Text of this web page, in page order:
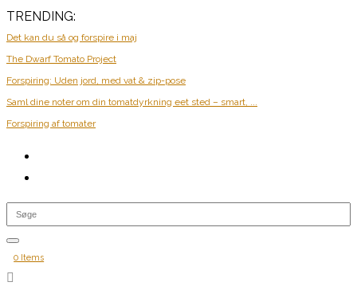
TRENDING:
Det kan du så og forspire i maj
The Dwarf Tomato Project
Forspiring: Uden jord, med vat & zip-pose
Saml dine noter om din tomatdyrkning eet sted – smart, ...
Forspiring af tomater
0 Items
